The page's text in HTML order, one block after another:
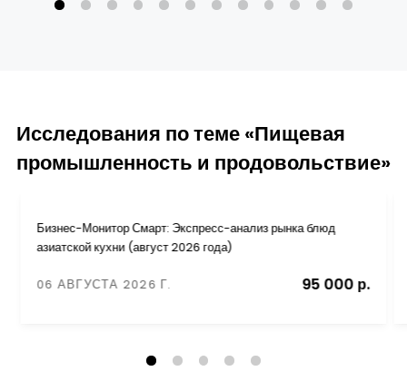
Исследования по теме «Пищевая
промышленность и продовольствие»
Бизнес-Монитор Смарт: Экспресс-анализ рынка блюд
азиатской кухни (август 2026 года)
06 АВГУСТА 2026 Г. 95 000 р.